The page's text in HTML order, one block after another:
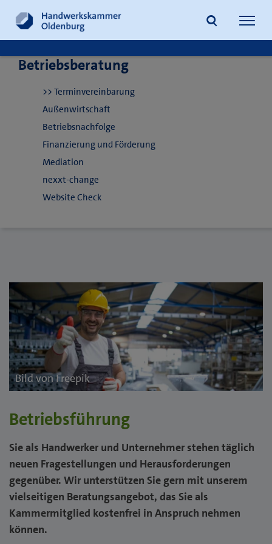
Betriebsberatung
>> Terminvereinbarung
Außenwirtschaft
Betriebsnachfolge
Finanzierung und Förderung
Mediation
nexxt-change
Website Check
Bild von Freepik
Betriebsführung
Sie als Handwerker und Unternehmer stehen täglich
neuen Fragestellungen und Herausforderungen
gegenüber. Wir unterstützen Sie gern mit unserem
vielseitigen Beratungsangebot, das Sie als
Kammermitglied kostenfrei in Anspruch nehmen
können.